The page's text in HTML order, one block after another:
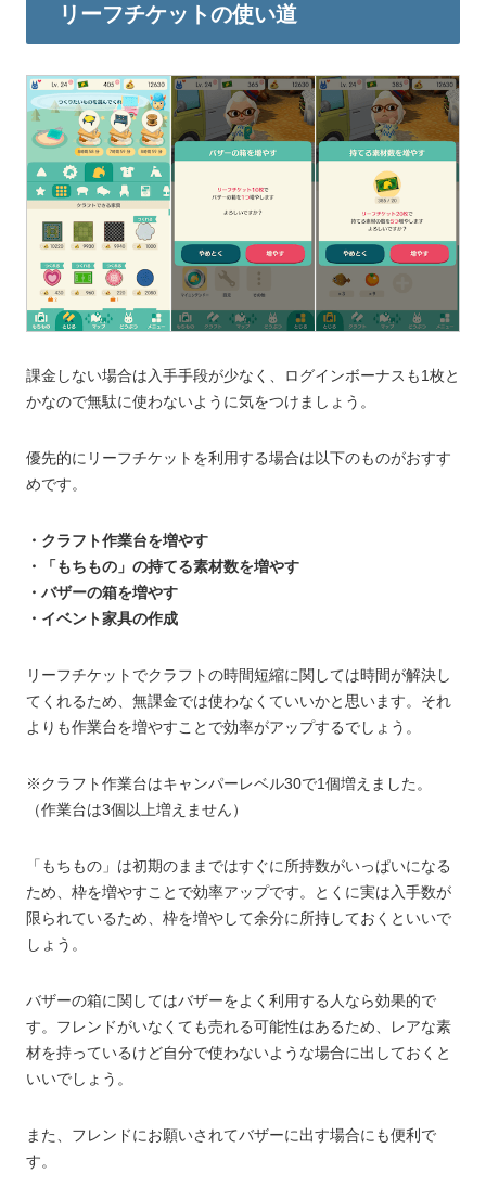
リーフチケットの使い道
課金しない場合は入手手段が少なく、ログインボーナスも1枚と
かなので無駄に使わないように気をつけましょう。
優先的にリーフチケットを利用する場合は以下のものがおすす
めです。
・クラフト作業台を増やす
・「もちもの」の持てる素材数を増やす
・バザーの箱を増やす
・イベント家具の作成
リーフチケットでクラフトの時間短縮に関しては時間が解決し
てくれるため、無課金では使わなくていいかと思います。それ
よりも作業台を増やすことで効率がアップするでしょう。
※クラフト作業台はキャンパーレベル30で1個増えました。
（作業台は3個以上増えません）
「もちもの」は初期のままではすぐに所持数がいっぱいになる
ため、枠を増やすことで効率アップです。とくに実は入手数が
限られているため、枠を増やして余分に所持しておくといいで
しょう。
バザーの箱に関してはバザーをよく利用する人なら効果的で
す。フレンドがいなくても売れる可能性はあるため、レアな素
材を持っているけど自分で使わないような場合に出しておくと
いいでしょう。
また、フレンドにお願いされてバザーに出す場合にも便利で
す。